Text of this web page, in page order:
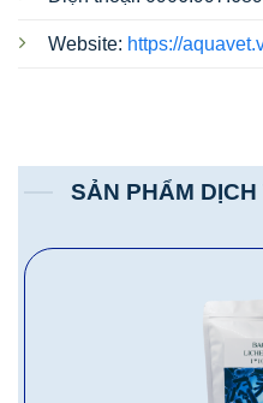
Website: https://
SẢN PHẨM